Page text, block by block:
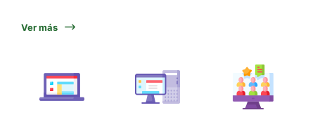
Ver más